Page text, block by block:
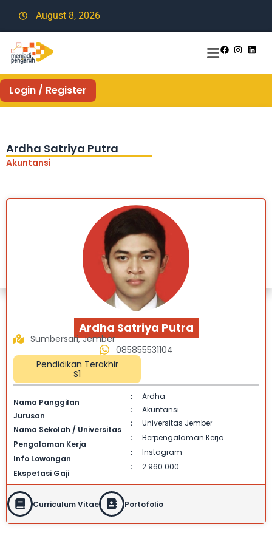
August 8, 2026
Login / Register
Ardha Satriya Putra
Akuntansi
Ardha Satriya Putra
Pendidikan Terakhir
S1
085855531104
Sumbersari, Jember
Nama Panggilan
:
Ardha
Jurusan
:
Akuntansi
Nama Sekolah / Universitas
: Universitas Jember
Pengalaman Kerja
: Berpengalaman Kerja
Info Lowongan
: Instagram
Ekspetasi Gaji
: 2.960.000
Curriculum Vitae Portofolio